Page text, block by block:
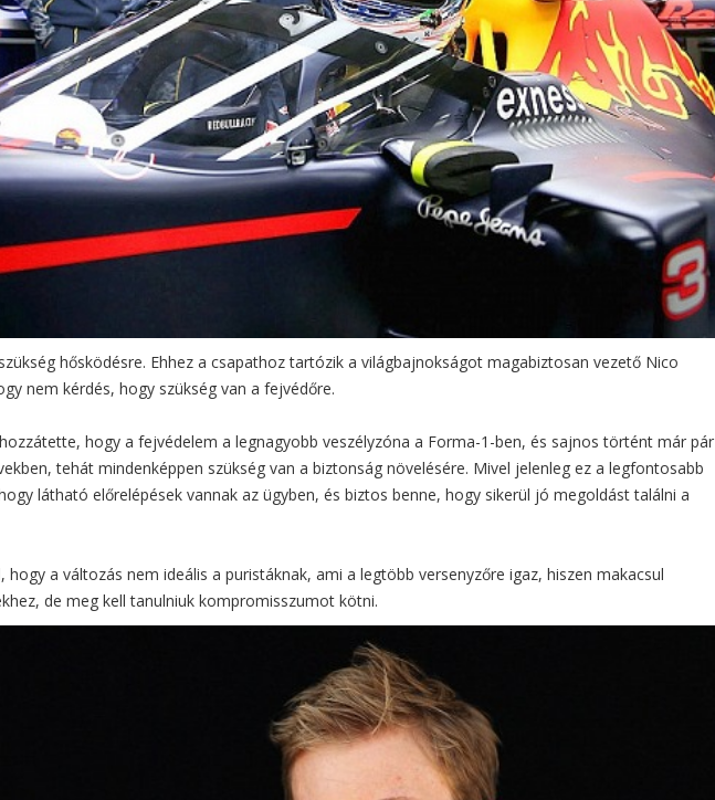
hősködésre. Ehhez a csapathoz tartózik a világbajnokságot magabiztosan vezető Nico
nem kérdés, hogy szükség van a fejvédőre.
hogy a fejvédelem a legnagyobb veszélyzóna a Forma-1-ben, és sajnos történt már pár
tehát mindenképpen szükség van a biztonság növelésére. Mivel jelenleg ez a legfontosabb
látható előrelépések vannak az ügyben, és biztos benne, hogy sikerül jó megoldást találni a
hogy a változás nem ideális a puristáknak, ami a legtöbb versenyzőre igaz, hiszen makacsul
de meg kell tanulniuk kompromisszumot kötni.